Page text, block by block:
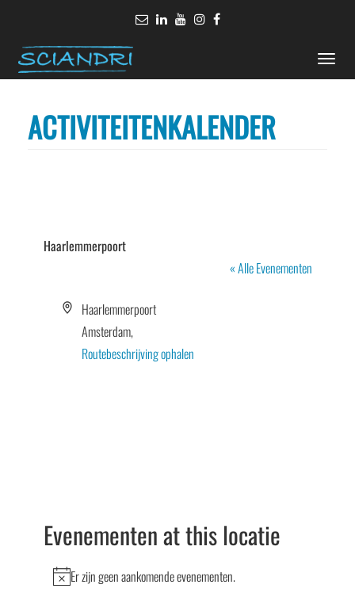
Toggle
ACTIVITEITENKALENDER
Haarlemmerpoort
« Alle Evenementen
AdresHaarlemmerpoort
Amsterdam,
Routebeschrijving ophalen
Evenementen at this locatie
Bericht
Er zijn geen aankomende evenementen.